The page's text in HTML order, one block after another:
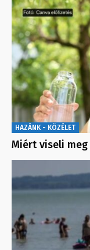
HAZÁNK - KÖZÉLET
Miért viseli